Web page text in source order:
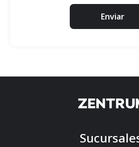
Enviar